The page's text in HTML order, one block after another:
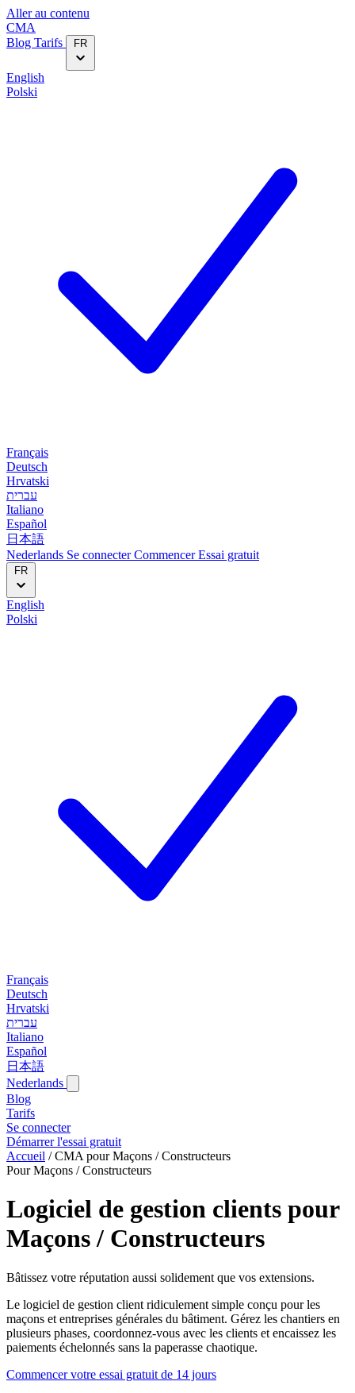
Aller au contenu
CMA
Blog‎ Tarifs FR
English
Polski
Français
Deutsch
Hrvatski
עברית
Italiano
Español
日本語
Nederlands Se connecterCommencerEssai gratuit
FR
English
Polski
Français
Deutsch
Hrvatski
עברית
Italiano
Español
日本語
Nederlands
Blog‎
Tarifs
Se connecter
Démarrer l'essai gratuit
Accueil / CMA pour Maçons / Constructeurs
Pour Maçons / Constructeurs
Logiciel de gestion clients pour
Maçons / Constructeurs
Bâtissez votre réputation aussi solidement que vos extensions.
Le logiciel de gestion client ridiculement simple conçu pour les
maçons et entreprises générales du bâtiment. Gérez les chantiers en
plusieurs phases, coordonnez-vous avec les clients et encaissez les
paiements échelonnés sans la paperasse chaotique.
Commencer votre essai gratuit de 14 jours